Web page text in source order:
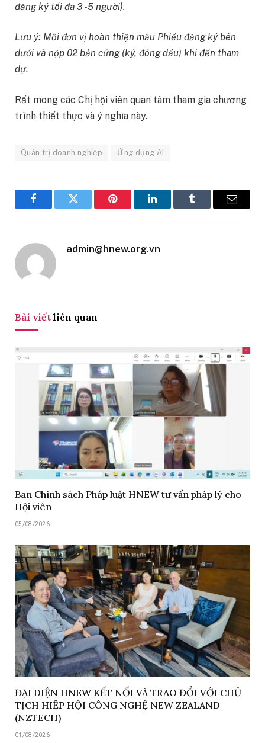
đăng ký tối đa 3 -5 người).
Lưu ý: Mỗi đơn vị hoàn thiện mẫu Phiếu đăng ký bên
dưới và nộp 02 bản cứng (ký, đóng dấu) khi đến tham
dự.
Rất mong các Chị hội viên quan tâm tham gia chương
trình thiết thực và ý nghĩa này.
Quản trị doanh nghiệp Ứng dụng AI
FacebookTwitter Pinterest LinkedInTumblr Email
admin@hnew.org.vn
Bài viết liên quan
Ban Chính sách Pháp luật HNEW tư vấn pháp lý cho
Hội viên
05/08/2026
ĐẠI DIỆN HNEW KẾT NỐI VÀ TRAO ĐỔI VỚI CHỦ
TỊCH HIỆP HỘI CÔNG NGHỆ NEW ZEALAND
(NZTECH)
01/08/2026